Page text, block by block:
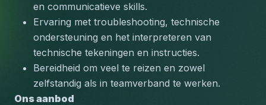
en communicatieve skills.
Ervaring met troubleshooting, technische
ondersteuning en het interpreteren van
technische tekeningen en instructies.
Bereidheid om veel te reizen en zowel
zelfstandig als in teamverband te werken.
Ons aanbod